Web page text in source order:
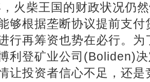
火柴王国的财政状况仍
够根据垄断协议提前支
行再筹资也势在必行。
利登矿业公司(Boliden)
让投资者信心不足，还